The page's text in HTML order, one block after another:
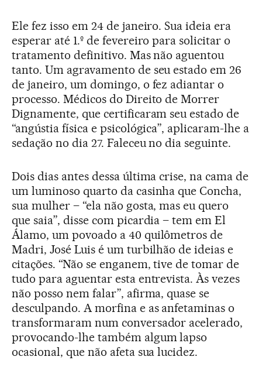
Ele fez isso em 24 de janeiro. Sua ideia era
esperar até 1.º de fevereiro para solicitar o
tratamento definitivo. Mas não aguentou
tanto. Um agravamento de seu estado em 26
de janeiro, um domingo, o fez adiantar o
processo. Médicos do Direito de Morrer
Dignamente, que certificaram seu estado de
“angústia física e psicológica”, aplicaram-lhe a
sedação no dia 27. Faleceu no dia seguinte.
Dois dias antes dessa última crise, na cama de
um luminoso quarto da casinha que Concha,
sua mulher – “ela não gosta, mas eu quero
que saia”, disse com picardia – tem em El
Álamo, um povoado a 40 quilômetros de
Madri, José Luis é um turbilhão de ideias e
citações. “Não se enganem, tive de tomar de
tudo para aguentar esta entrevista. Às vezes
não posso nem falar”, afirma, quase se
desculpando. A morfina e as anfetaminas o
transformaram num conversador acelerado,
provocando-lhe também algum lapso
ocasional, que não afeta sua lucidez.